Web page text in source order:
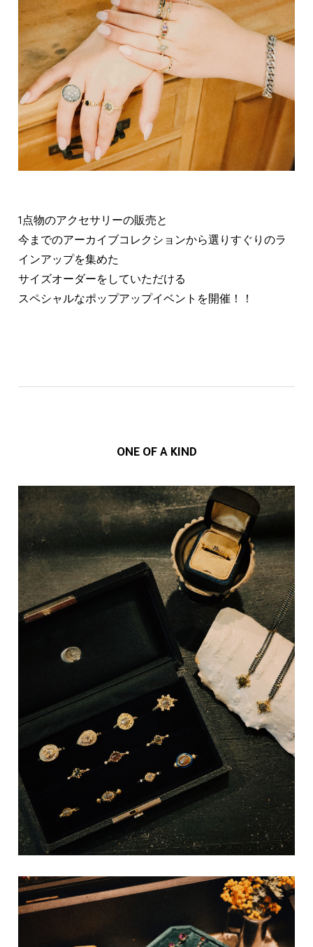
1点物のアクセサリーの販売と
今までのアーカイブコレクションから選りすぐりのラ
インアップを集めた
サイズオーダーをしていただける
スペシャルなポップアップイベントを開催！！
ONE OF A KIND